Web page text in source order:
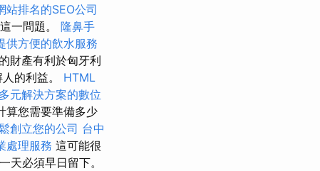
站排名的SEO公司
一問題。 隆鼻手
供方便的飲水服務
財產有利於匈牙利
的利益。 HTML
元解決方案的數位
算您需要準備多少
創立您的公司 台中
處理服務 這可能很
天必須早日留下。